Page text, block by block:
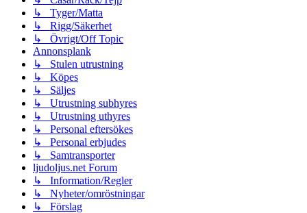
↳ Tyger/Matta
↳ Rigg/Säkerhet
↳ Övrigt/Off Topic
Annonsplank
↳ Stulen utrustning
↳ Köpes
↳ Säljes
↳ Utrustning subhyres
↳ Utrustning uthyres
↳ Personal eftersökes
↳ Personal erbjudes
↳ Samtransporter
ljudoljus.net Forum
↳ Information/Regler
↳ Nyheter/omröstningar
↳ Förslag